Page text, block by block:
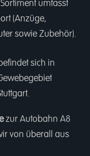
umfasst
(Anzüge,
sowie Zubehör).
sich in
zur Autobahn A8
von überall aus